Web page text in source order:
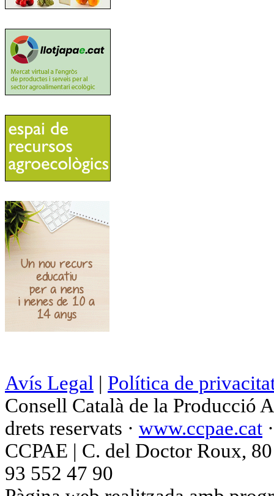
Avís Legal | Política de
Consell Català de la Producció
drets reservats · www.ccpae.cat
CCPAE | C. del Doctor Roux,
93 552 47 90